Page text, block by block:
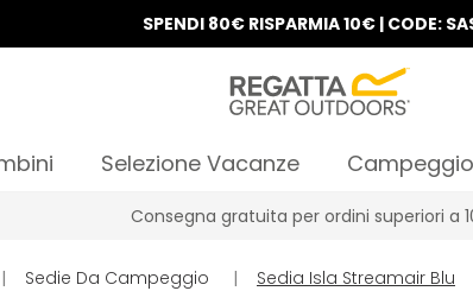
SPENDI 80€ RISPARMIA 10€ | CODE:
Selezione Vacanze Campeggio
Consegna gratuita per ordini superiori a
| Sedie Da Campeggio | Sedia Isla Streamair Blu